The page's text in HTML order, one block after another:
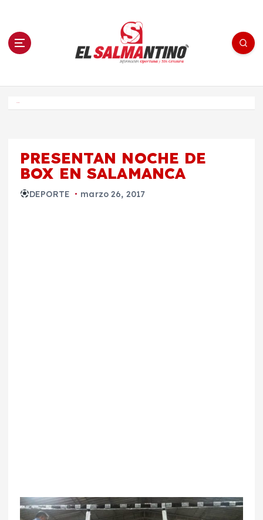
n El Salmantino - medios/noticias/editorial
PRESENTAN NOCHE DE
BOX EN SALAMANCA
DEPORTE marzo 26, 2017